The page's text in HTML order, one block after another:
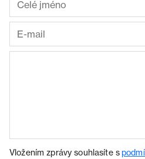
Vložením zprávy souhlasíte s